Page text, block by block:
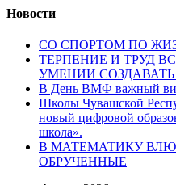
Новости
СО СПОРТОМ ПО
ТЕРПЕНИЕ И ТРУД
УМЕНИИ СОЗДАВАТЬ
В День ВМФ важный
Школы Чувашской
новый цифровой
школа».
В МАТЕМАТИКУ
ОБРУЧЕННЫЕ